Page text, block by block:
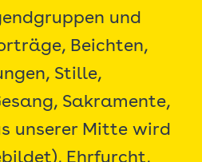
und
Beichten,
Stille,
Sakramente,
unserer Mitte wird
Ehrfurcht,